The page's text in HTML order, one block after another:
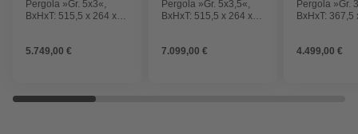
Pergola »Gr. 5x3«,
BxHxT: 515,5 x 264 x
5.749,00 €
Pergola »Gr. 5x3,5«,
BxHxT: 515,5 x 264 x
7.099,00 €
Pergola »Gr.
BxHxT: 367,5
4.499,00 €